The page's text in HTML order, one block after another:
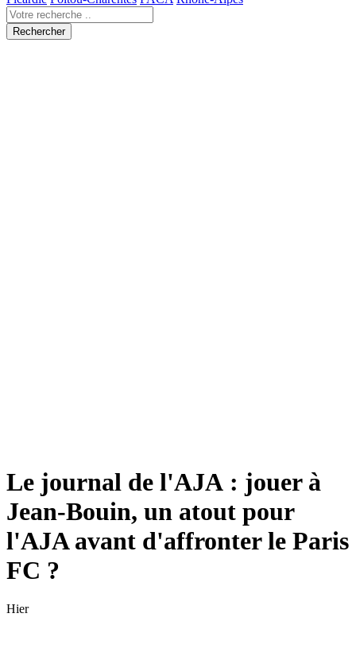
Rechercher
Le journal de l'AJA : jouer à
Jean-Bouin, un atout pour
l'AJA avant d'affronter le Paris
FC ?
Hier